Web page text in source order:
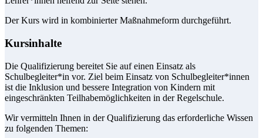
Der Kurs wird in kombinierter Maßnahmeform durchgeführt.
Kursinhalte
Die Qualifizierung bereitet Sie auf einen Einsatz als
Schulbegleiter*in vor. Ziel beim Einsatz von Schulbegleiter*innen
ist die Inklusion und bessere Integration von Kindern mit
eingeschränkten Teilhabemöglichkeiten in der Regelschule.
Wir vermitteln Ihnen in der Qualifizierung das erforderliche Wissen
zu folgenden Themen: